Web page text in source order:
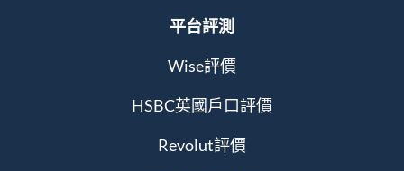
平台評測
Wise評價
HSBC英國戶口評價
Revolut評價